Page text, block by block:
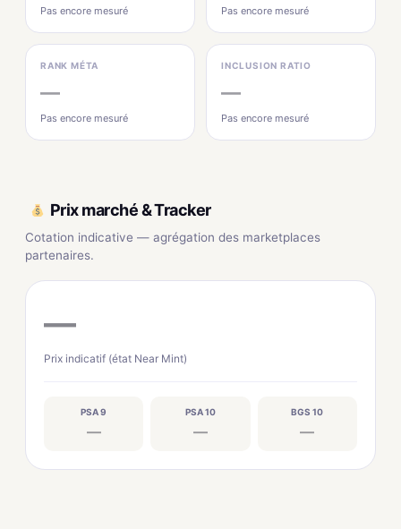
Pas encore mesuré Pas encore mesuré
RANK MÉTA
—
Pas encore mesuré
INCLUSION RATIO
—
Pas encore mesuré
Prix marché & Tracker
Cotation indicative — agrégation des marketplaces
partenaires.
—
Prix indicatif (état Near Mint)
PSA 9
—
PSA 10
—
BGS 10
—